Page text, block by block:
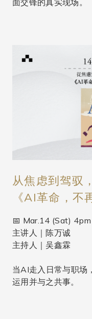
面交锋的真实现场。
从焦虑到驾驭
《AI革命，不
📅 Mar.14 (Sat) 4pm
主讲人｜陈万诚
主持人｜吴鑫霖
当AI走入日常与职场
运用并与之共事。